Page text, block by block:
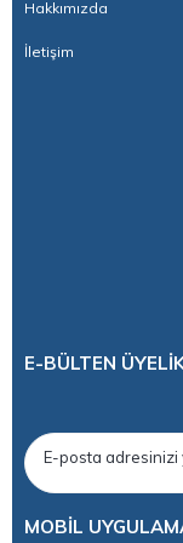
boncukların
Hakkımızda
İletişim
E-BÜLTEN
MOBİL